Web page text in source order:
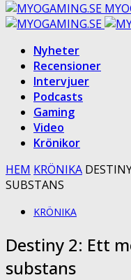
Nyheter
Recensioner
Intervjuer
Podcasts
Gaming
Video
Krönikor
HEM KRÖNIKA
SUBSTANS
KRÖNIKA
Destiny 2: Ett
substans